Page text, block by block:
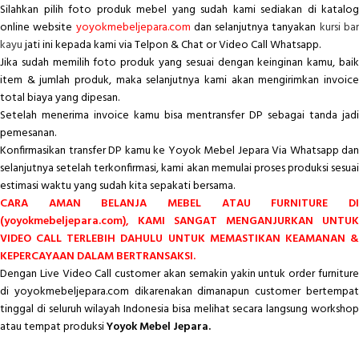
Silahkan pilih foto produk mebel yang sudah kami sediakan di katalog
online website yoyokmebeljepara.com dan selanjutnya tanyakan kursi bar
kayujati ini kepada kami via Telpon & Chat or Video Call Whatsapp.
Jika sudah memilih foto produk yang sesuai dengan keinginan kamu, baik
item & jumlah produk, maka selanjutnya kami akan mengirimkan invoice
total biaya yang dipesan.
Setelah menerima invoice kamu bisa mentransfer DP sebagai tanda jadi
pemesanan.
Konfirmasikan transfer DP kamu ke Yoyok Mebel Jepara Via Whatsapp dan
selanjutnya setelah terkonfirmasi, kami akan memulai proses produksi sesuai
estimasi waktu yang sudah kita sepakati bersama.
CARA AMAN BELANJA MEBEL ATAU FURNITURE DI
(yoyokmebeljepara.com), KAMI SANGAT MENGANJURKAN UNTUK
VIDEO CALL TERLEBIH DAHULU UNTUK MEMASTIKAN KEAMANAN &
KEPERCAYAAN DALAM BERTRANSAKSI.
Dengan Live Video Call customer akan semakin yakin untuk order furniture
di yoyokmebeljepara.com dikarenakan dimanapun customer bertempat
tinggal di seluruh wilayah Indonesia bisa melihat secara langsung workshop
atau tempat produksiYoyok Mebel Jepara.